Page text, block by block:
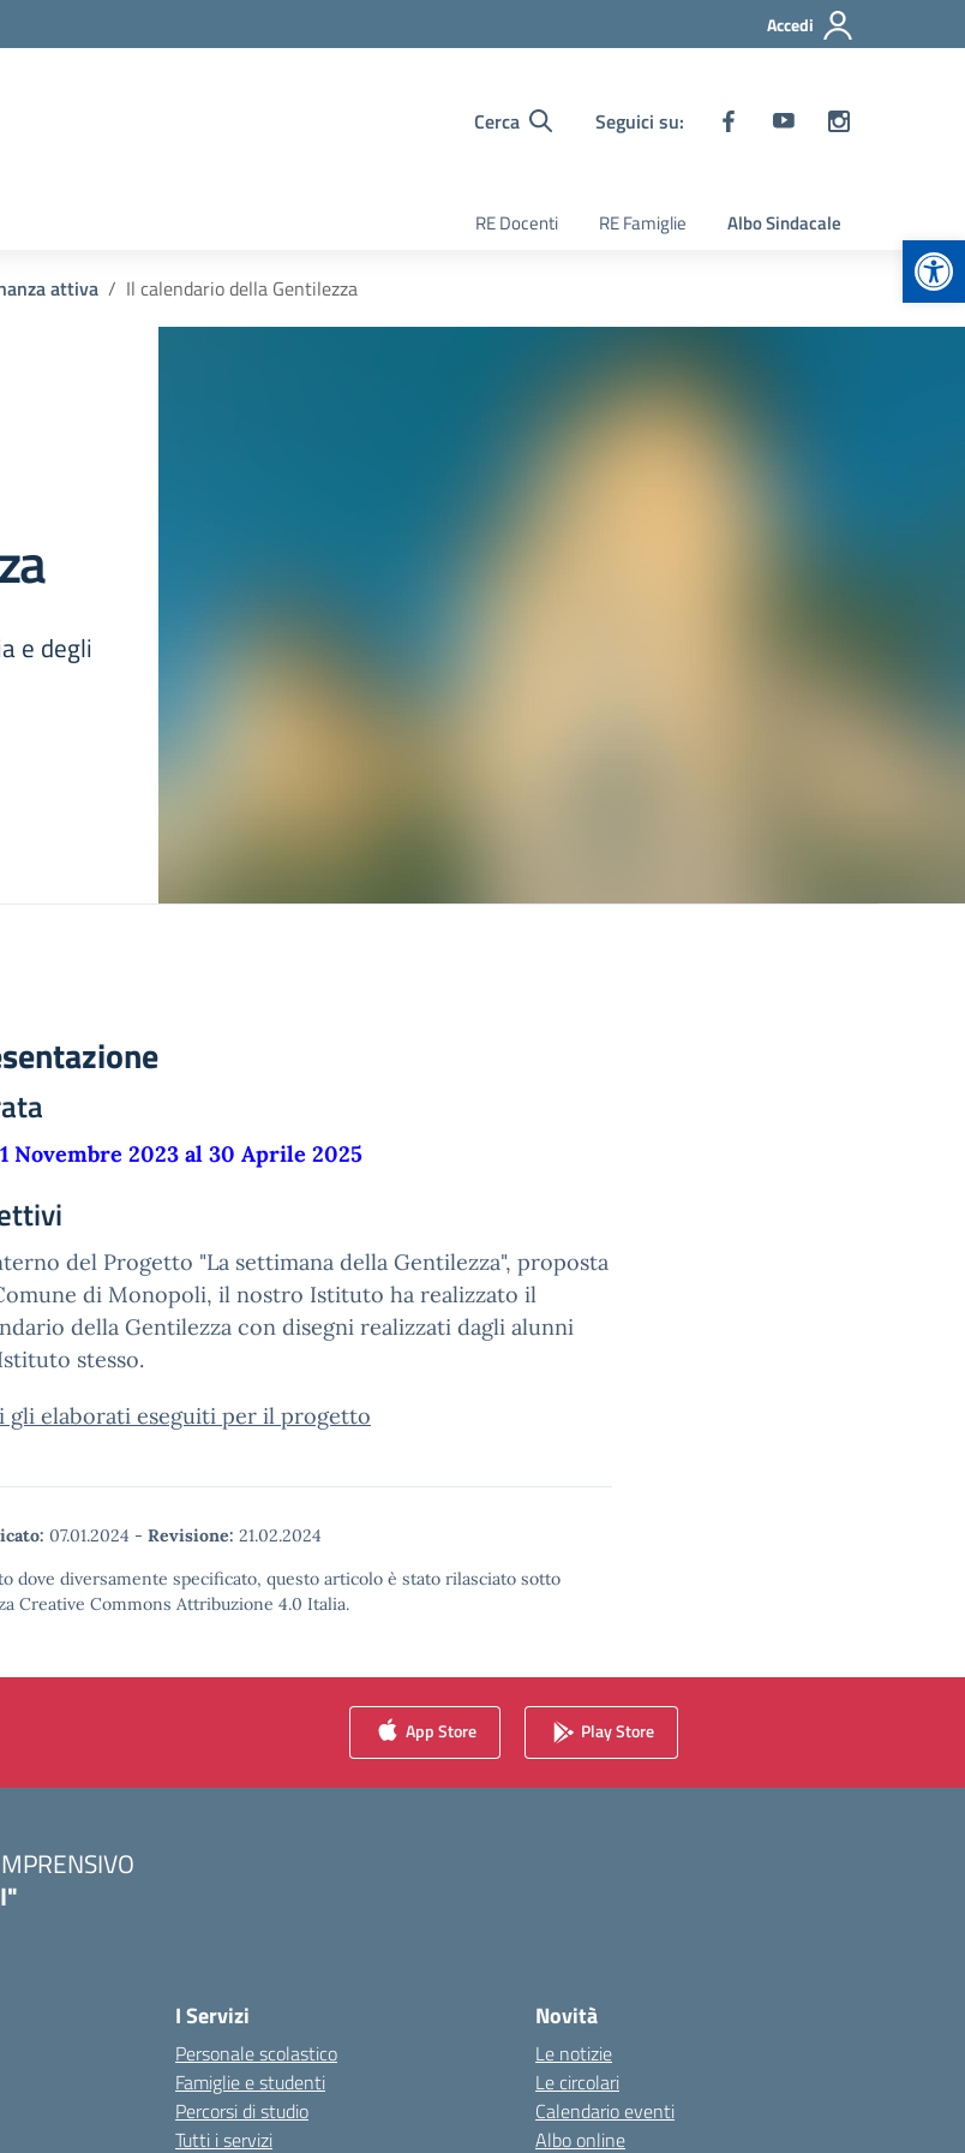
Accedi
Cerca Seguici su:
RE Docenti RE Famiglie Albo Sindacale
attiva Il calendario della Gentilezza
e degli
Novembre 2023 al 30 Aprile 2025
del Progetto "La settimana della Gentilezza", proposta
di Monopoli, il nostro Istituto ha realizzato il
della Gentilezza con disegni realizzati dagli alunni
stesso.
gli elaborati eseguiti per il progetto
07.01.2024 - Revisione: 21.02.2024
dove diversamente specificato, questo articolo è stato rilasciato sotto
Creative Commons Attribuzione 4.0 Italia.
App Store Play Store
I Servizi
Personale scolastico
Famiglie e studenti
Percorsi di studio
Tutti i servizi
Novità
Le notizie
Le circolari
Calendario eventi
Albo online